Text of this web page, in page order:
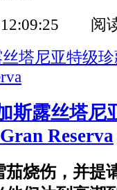
12:09:25 阅
斯露丝塔尼
Reserva
烧伤，并提